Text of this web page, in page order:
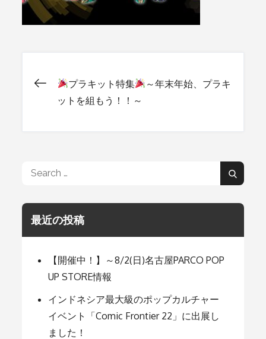
投
ナ
ビ
ゲ
ー
シ
プラキット特集
～年末年始、プラキ
ットを組もう！！～
Search
Search
最近の投稿
【開催中！】～8/2(日)名古屋PARCO POP
UP STORE情報
インドネシア最大級のポップカルチャー
イベント「Comic Frontier 22」に出展し
ました！